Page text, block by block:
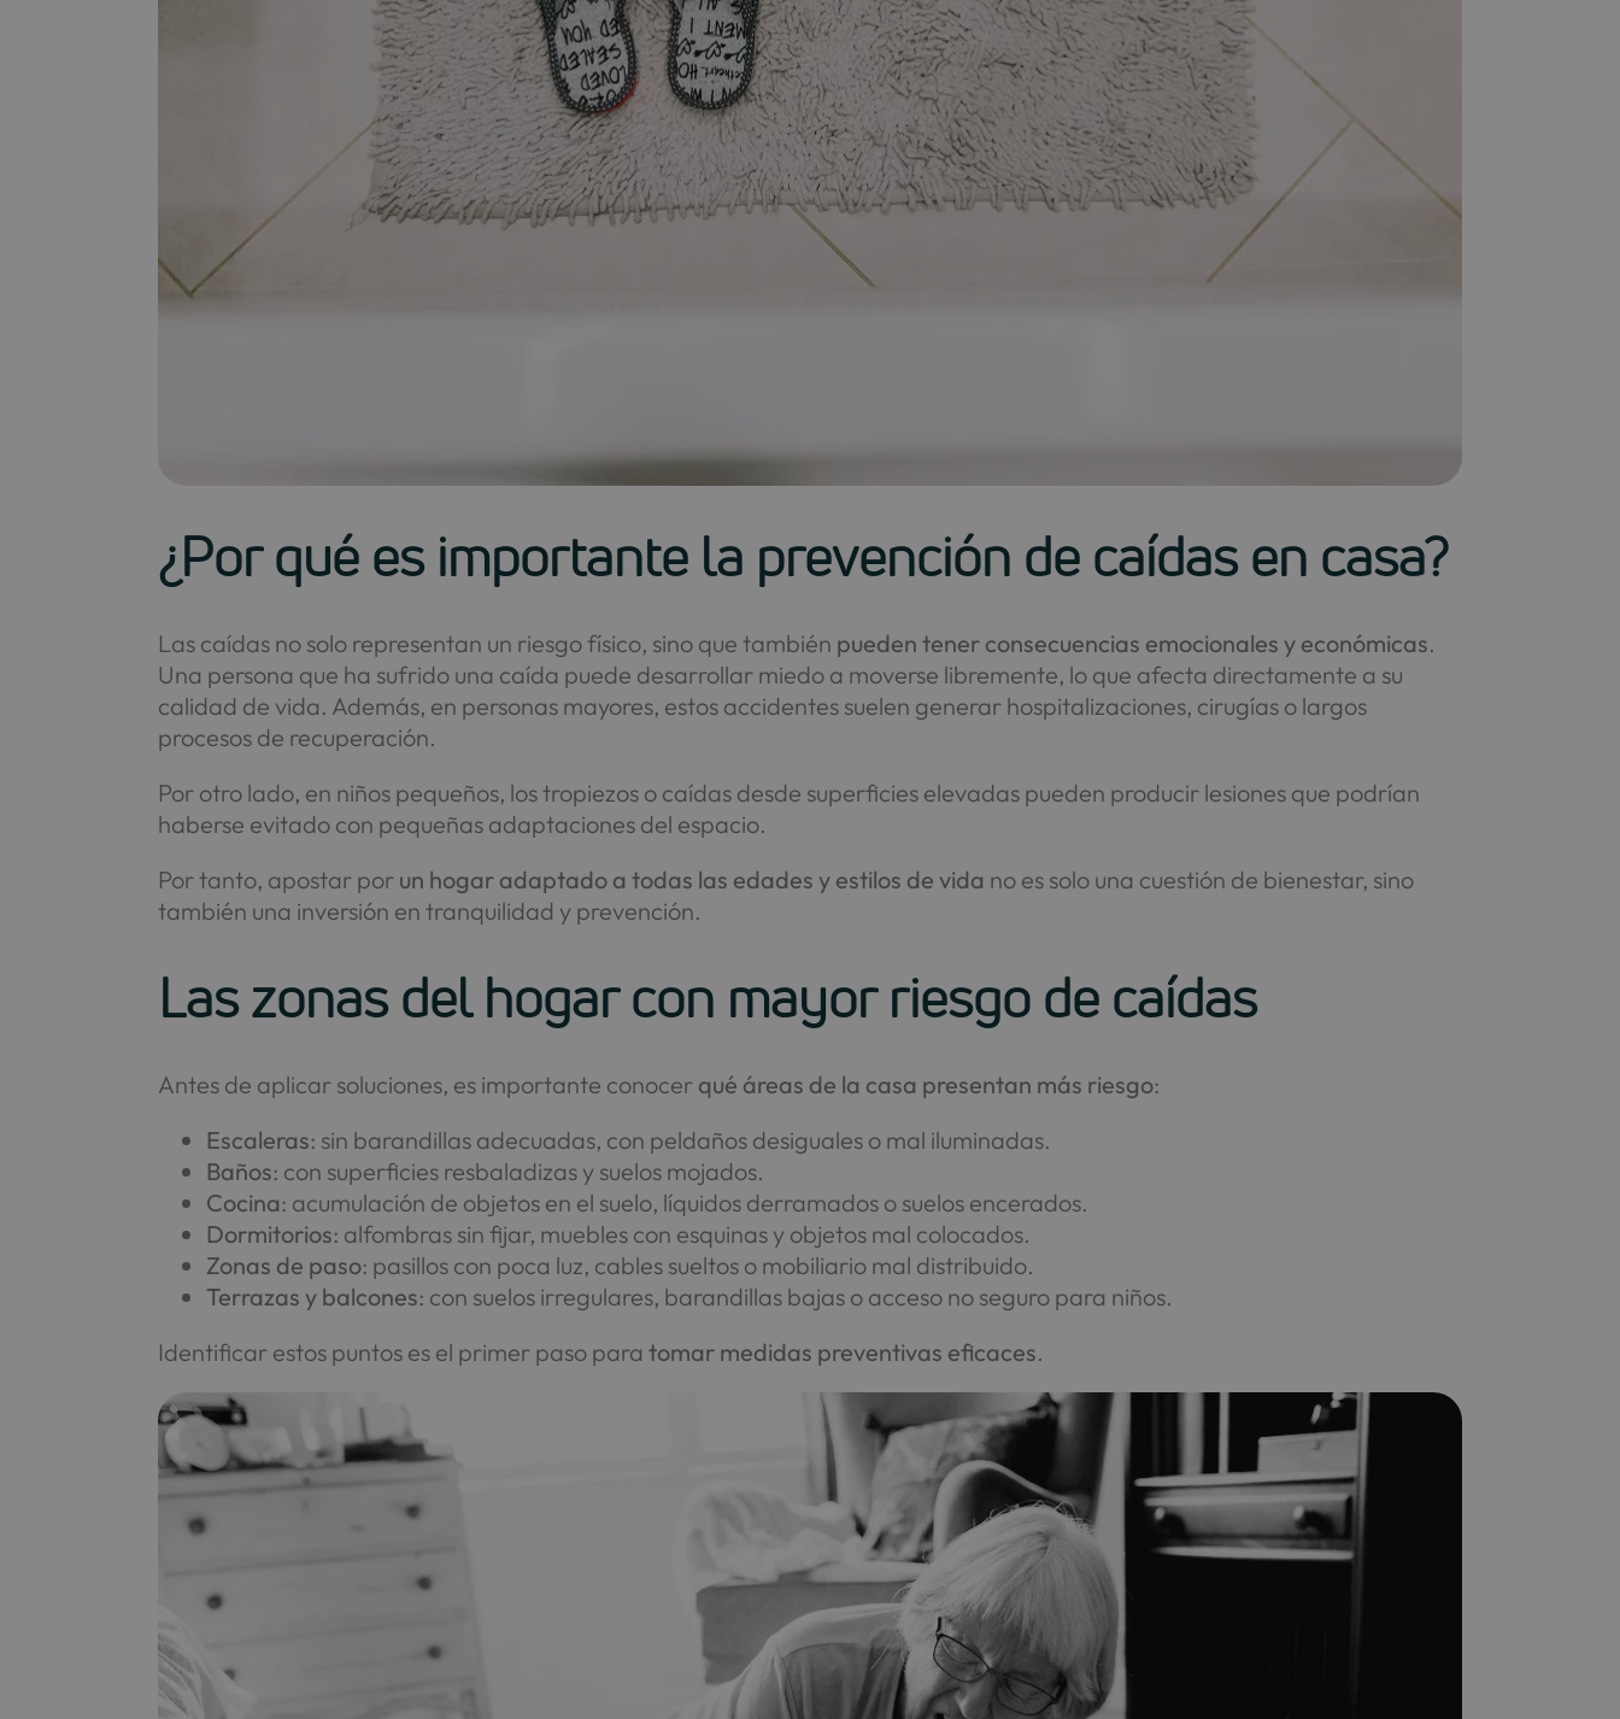
¿Por qué es importante la prevención de caídas en casa?
Las caídas no solo representan un riesgo físico, sino que también pueden tener consecuencias emocionales y económicas.
Una persona que ha sufrido una caída puede desarrollar miedo a moverse libremente, lo que afecta directamente a su
calidad de vida. Además, en personas mayores, estos accidentes suelen generar hospitalizaciones, cirugías o largos
procesos de recuperación.
Por otro lado, en niños pequeños, los tropiezos o caídas desde superficies elevadas pueden producir lesiones que podrían
haberse evitado con pequeñas adaptaciones del espacio.
Por tanto, apostar por un hogar adaptado a todas las edades y estilos de vida no es solo una cuestión de bienestar, sino
también una inversión en tranquilidad y prevención.
Las zonas del hogar con mayor riesgo de caídas
Antes de aplicar soluciones, es importante conocer qué áreas de la casa presentan más riesgo:
Escaleras: sin barandillas adecuadas, con peldaños desiguales o mal iluminadas.
Baños: con superficies resbaladizas y suelos mojados.
Cocina: acumulación de objetos en el suelo, líquidos derramados o suelos encerados.
Dormitorios: alfombras sin fijar, muebles con esquinas y objetos mal colocados.
Zonas de paso: pasillos con poca luz, cables sueltos o mobiliario mal distribuido.
Terrazas y balcones: con suelos irregulares, barandillas bajas o acceso no seguro para niños.
Identificar estos puntos es el primer paso paratomar medidas preventivas eficaces.